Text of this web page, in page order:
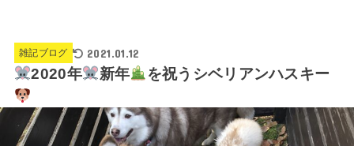
雑記ブログ 2021.01.12
2020年 新年 を祝うシベリアンハスキー